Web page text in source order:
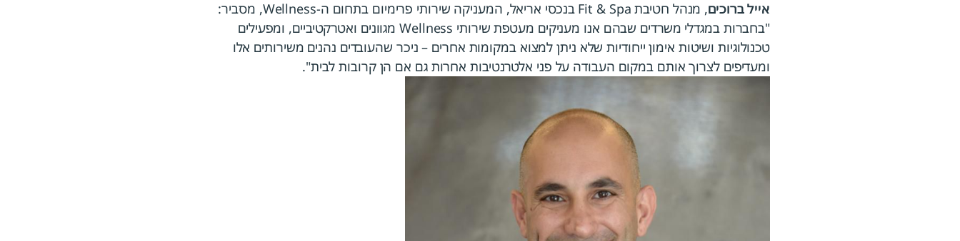
אייל ברוכים
, מנהל חטיבת Fit & Spa בנכסי אריאל, המעניקה שירותי פרימיום בתחום ה-Wellness, מסביר:
"בחברות במגדלי משרדים שבהם אנו מעניקים מעטפת שירותי Wellness מגוונים ואטרקטיביים, ומפעילים
טכנולוגיות ושיטות אימון ייחודיות שלא ניתן למצוא במקומות אחרים – ניכר שהעובדים נהנים משירותים אלו
ומעדיפים לצרוך אותם במקום העבודה על פני אלטרנטיבות אחרות גם אם הן קרובות לבית".